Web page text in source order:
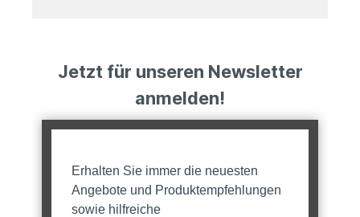
Jetzt für unseren Newsletter
anmelden!
Erhalten Sie immer die neuesten
Angebote und Produktempfehlungen
sowie hilfreiche